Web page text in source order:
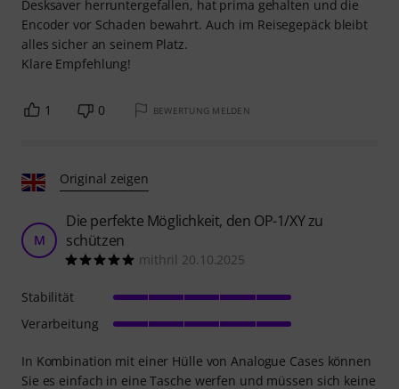
Desksaver herruntergefallen, hat prima gehalten und die
Encoder vor Schaden bewahrt. Auch im Reisegepäck bleibt
alles sicher an seinem Platz.
Klare Empfehlung!
1 0 BEWERTUNG MELDEN
Original zeigen
M
Die perfekte Möglichkeit, den OP-1/XY zu
schützen
mithril 20.10.2025
In Kombination mit einer Hülle von Analogue Cases können
Sie es einfach in eine Tasche werfen und müssen sich keine
Stabilität
Verarbeitung